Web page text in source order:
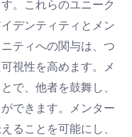
。これらのユニーク
デンティティとメン
ティへの関与は、つ
視性を高めます。メ
で、他者を鼓舞し、
できます。メンター
ることを可能にし、